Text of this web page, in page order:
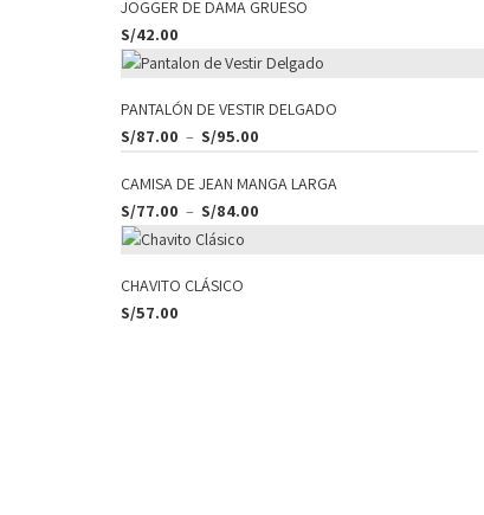
JOGGER DE DAMA GRUESO
S/42.00
PANTALÓN DE VESTIR DELGADO
S/87.00 – S/95.00
CAMISA DE JEAN MANGA LARGA
S/77.00 – S/84.00
CHAVITO CLÁSICO
S/57.00